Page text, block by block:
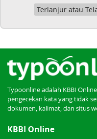
Terlanjur atau
Typoonline adalah KBBI
pengecekan kata yang tidak
dokumen, kalimat, dan situs
KBBI Online